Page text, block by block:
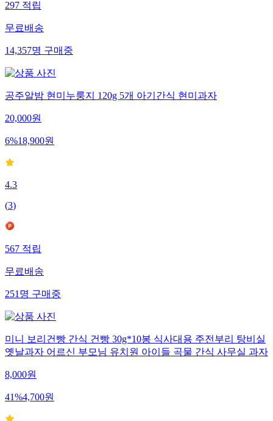
297적립
무료배송
14,357명구매중
공주알밤 현미누룽지 120g 5개 아기간식 현미과자
20,000원
6%18,900원
4.3
(3)
567적립
무료배송
251명구매중
미니 보리건빵 간식 건빵 30g*10봉 식사대용 주전부리 탕비실
옛날과자 어르신 부모님 유치원 아이들 곡물 간식 사무실 과자
8,000원
41%4,700원